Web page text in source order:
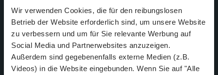
Wir verwenden Cookies, die für den reibungslosen
Betrieb der Website erforderlich sind, um unsere Website
zu verbessern und um für Sie relevante Werbung auf
Social Media und Partnerwebsites anzuzeigen.
Außerdem sind gegebenenfalls externe Medien (z.B.
Videos) in die Website eingebunden. Wenn Sie auf "Alle